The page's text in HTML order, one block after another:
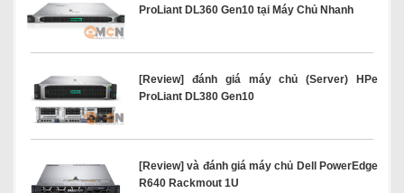
ProLiant DL360 Gen10 tại Máy Chủ Nhanh
[Review] đánh giá máy chủ (Server) HPe
ProLiant DL380 Gen10
[Review] và đánh giá máy chủ Dell PowerEdge
R640 Rackmout 1U